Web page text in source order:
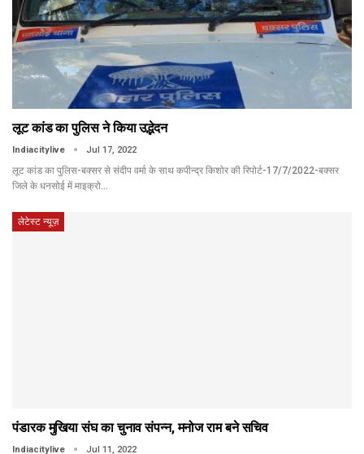
लूट कांड का पुलिस ने किया उद्भेदन
Indiacitylive Jul 17, 2022
लूट कांड का पुलिस-बक्सर से संदीप वर्मा के साथ कपीन्द्र किशोर की रिपोर्ट-17/7/2022-बक्सर
जिले के धनसोई में माइक्रो…
लेटेस्ट न्यूज़
पंडारक मुखिया संघ का चुनाव संपन्न, मनोज राम बने सचिव
Indiacitylive Jul 11, 2022